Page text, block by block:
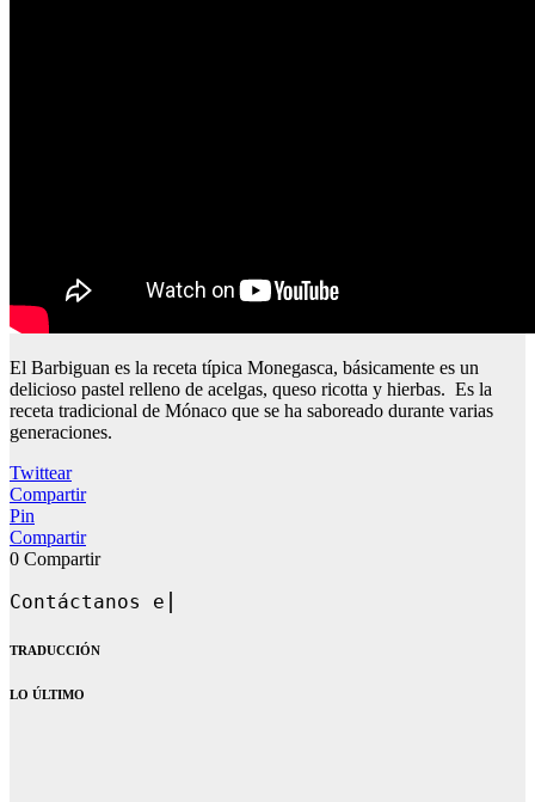
El Barbiguan es la receta típica Monegasca, básicamente es un
delicioso pastel relleno de acelgas, queso ricotta y hierbas. Es la
receta tradicional de Mónaco que se ha saboreado durante varias
generaciones.
Twittear
Compartir
Pin
Compartir
0 Compartir
Bienveni
TRADUCCIÓN
LO ÚLTIMO